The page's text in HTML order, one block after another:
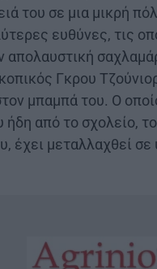
του σε μια μικρή
ευθύνες, τις
απολαυστική
Γκρου
μπαμπά του. Ο
ήδη από το σχολείο,
έχει μεταλλαχθεί